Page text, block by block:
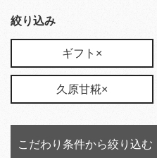
絞り込み
ギフト×
久原甘糀×
こだわり条件から絞り込む